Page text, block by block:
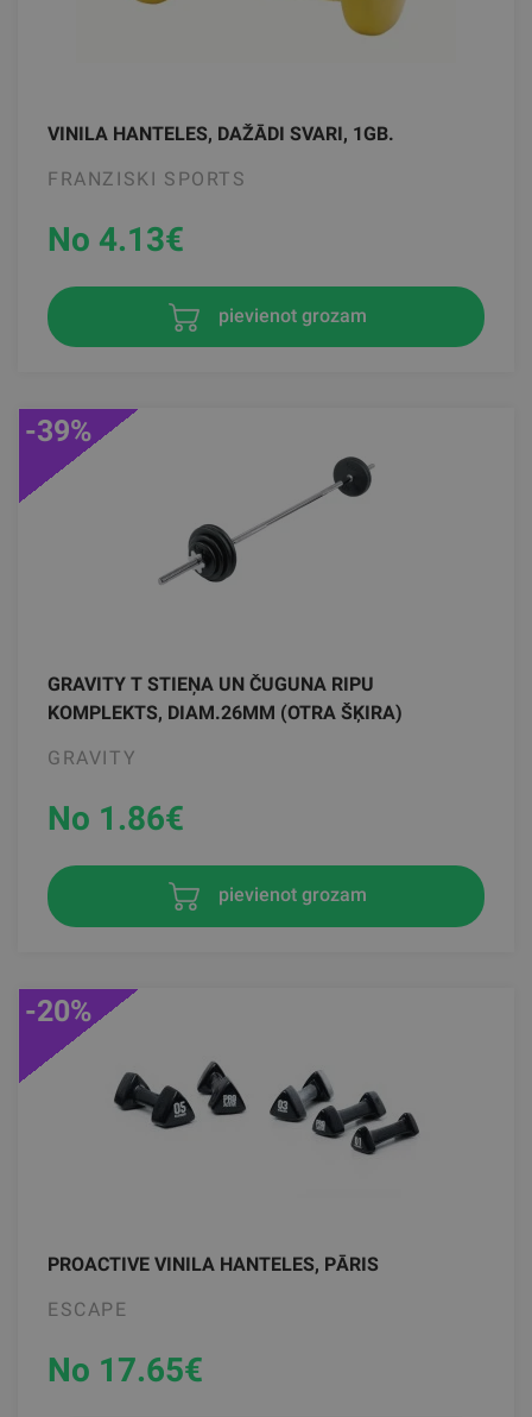
VINILA HANTELES, DAŽĀDI SVARI, 1GB.
FRANZISKI SPORTS
No 4.13€
pievienot grozam
GRAVITY T STIEŅA UN ČUGUNA RIPU
KOMPLEKTS, DIAM.26MM (OTRA ŠĶIRA)
GRAVITY
-39%
No 1.86€
pievienot grozam
PROACTIVE VINILA HANTELES, PĀRIS
ESCAPE
-20%
No 17.65€